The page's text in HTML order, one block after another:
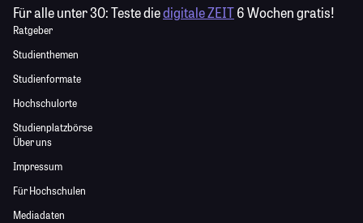
Für alle unter 30:Teste diedigitale ZEIT6 Wochen gratis!
Ratgeber
Studienthemen
Studienformate
Hochschulorte
Studienplatzbörse
Über uns
Impressum
Für Hochschulen
Mediadaten